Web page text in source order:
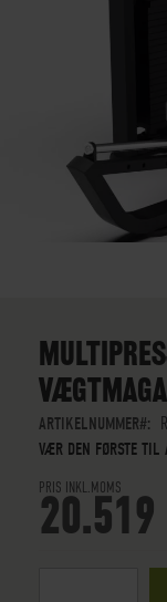
BILLEDGALLERIET
ARTIKELNUMMER
VÆR DEN FØRSTE TIL
PRIS INKL.MOMS
20.519